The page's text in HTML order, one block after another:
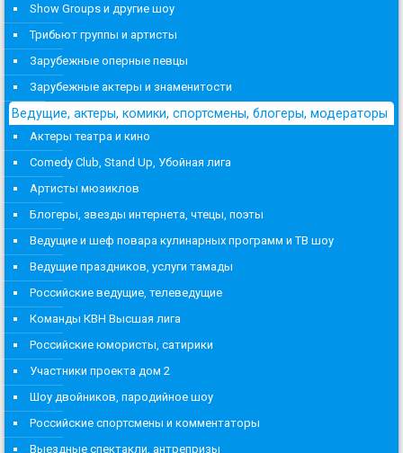
Show Groups и другие шоу
Трибьют группы и артисты
Зарубежные оперные певцы
Зарубежные актеры и знаменитости
Ведущие, актеры, комики, спортсмены, блогеры, модераторы
Актеры театра и кино
Comedy Club, Stand Up, Убойная лига
Артисты мюзиклов
Блогеры, звезды интернета, чтецы, поэты
Ведущие и шеф повара кулинарных программ и ТВ шоу
Ведущие праздников, услуги тамады
Российские ведущие, телеведущие
Команды КВН Высшая лига
Российские юмористы, сатирики
Участники проекта дом 2
Шоу двойников, пародийное шоу
Российские спортсмены и комментаторы
Выездные спектакли, антрепризы